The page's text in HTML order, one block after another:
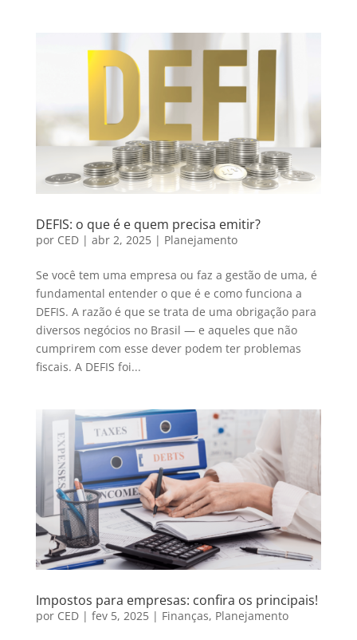
DEFIS: o que é e quem precisa emitir?
por CED| abr 2, 2025| Planejamento
Se você tem uma empresa ou faz a gestão de uma, é
fundamental entender o que é e como funciona a
DEFIS. A razão é que se trata de uma obrigação para
diversos negócios no Brasil — e aqueles que não
cumprirem com esse dever podem ter problemas
fiscais. A DEFIS foi...
Impostos para empresas: confira os principais!
por CED| fev 5, 2025| Finanças, Planejamento